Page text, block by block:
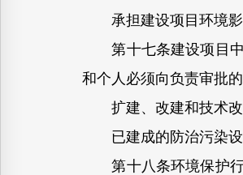
承担建设项目环境影
第十七条建设项目中
和个人必须向负责审批
扩建、改建和技术改
已建成的防治污染设
第十八条环境保护行